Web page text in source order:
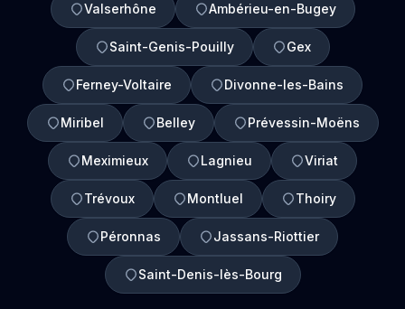
Valserhône Ambérieu-en-Bugey
Saint-Genis-Pouilly Gex
Ferney-Voltaire Divonne-les-Bains
Miribel Belley Prévessin-Moëns
Meximieux Lagnieu Viriat
Trévoux Montluel Thoiry
Péronnas Jassans-Riottier
Saint-Denis-lès-Bourg